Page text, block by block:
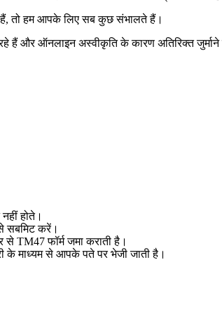
तो हम आपके लिए सब कुछ संभालते हैं।
हैं और ऑनलाइन अस्वीकृति के कारण अतिरिक्त
होते।
सबमिट करें।
TM47 फॉर्म जमा कराती है।
के माध्यम से आपके पते पर भेजी जाती है।